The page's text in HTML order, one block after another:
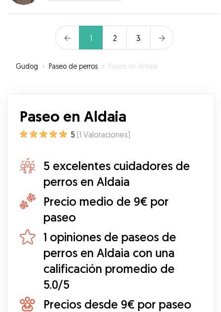
1 2 3
Gudog » Paseo de perros » Paseo en Aldaia
Paseo en Aldaia
5 (1 Valoraciones)
5 excelentes cuidadores de
perros en Aldaia
Precio medio de 9€ por
paseo
1 opiniones de paseos de
perros en Aldaia con una
calificación promedio de
5.0/5
Precios desde 9€ por paseo